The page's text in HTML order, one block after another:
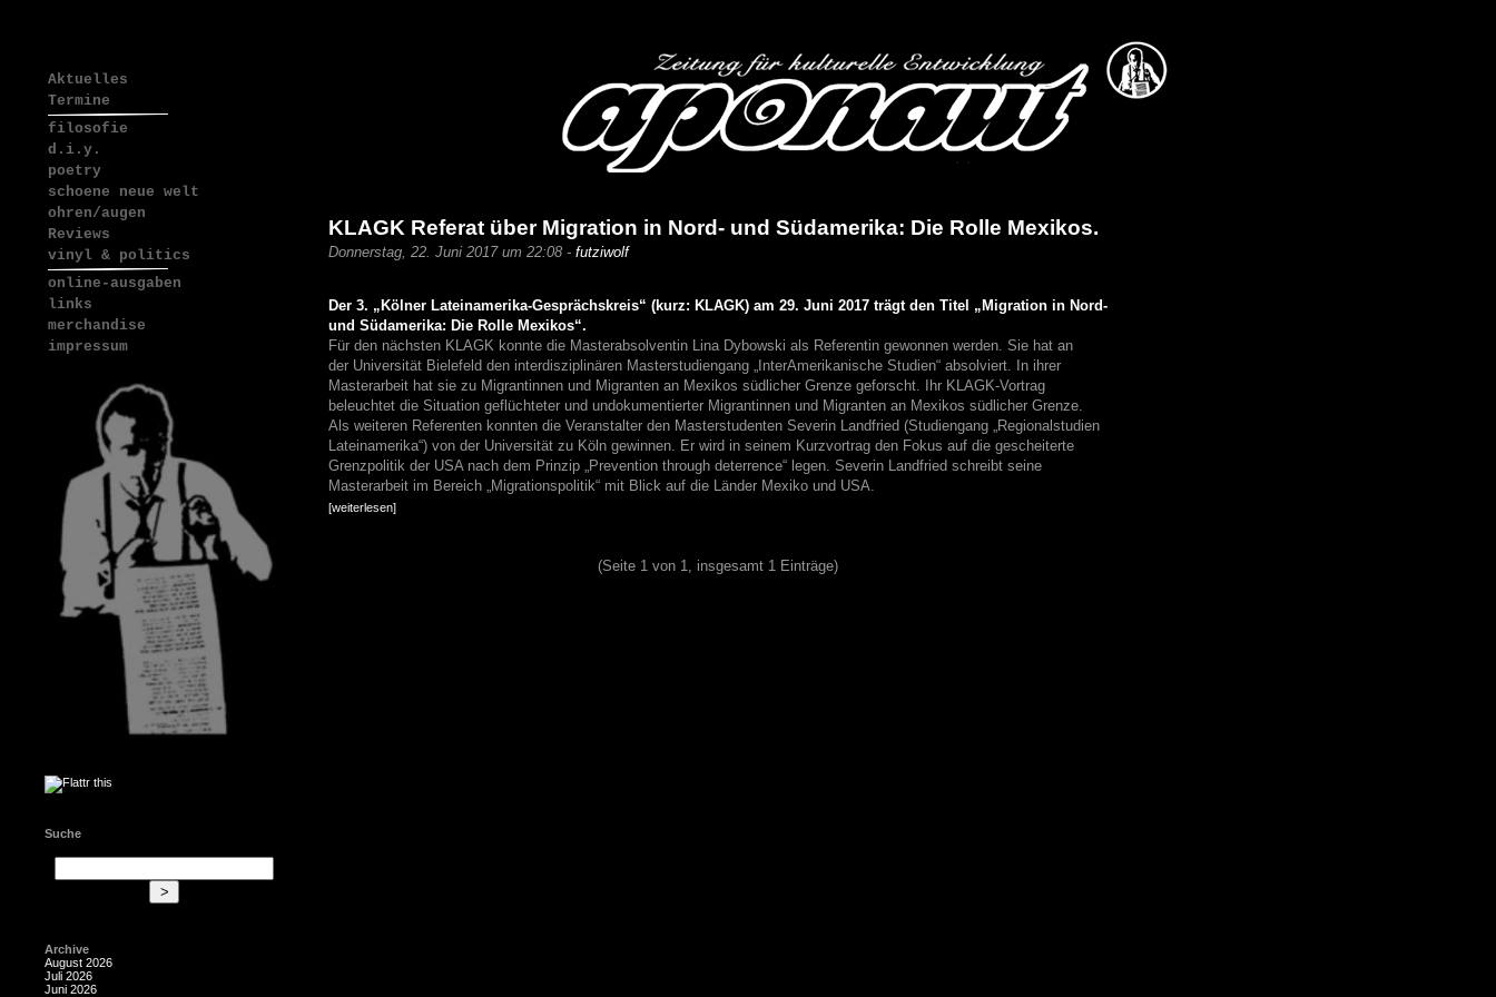
Aktuelles
Termine
filosofie
d.i.y.
poetry
schoene neue welt
ohren/augen
Reviews
vinyl & politics
online-ausgaben
links
merchandise
impressum
Suche
Archive
August 2026
Juli 2026
Juni 2026
KLAGK Referat über Migration in Nord- und Südamerika: Die Rolle Mexikos.
Donnerstag, 22. Juni 2017 um 22:08 - futziwolf
Der 3. „Kölner Lateinamerika-Gesprächskreis“ (kurz: KLAGK) am 29. Juni 2017 trägt den Titel „Migration in Nord-
und Südamerika: Die Rolle Mexikos“.
Für den nächsten KLAGK konnte die Masterabsolventin Lina Dybowski als Referentin gewonnen werden. Sie hat an
der Universität Bielefeld den interdisziplinären Masterstudiengang „InterAmerikanische Studien“ absolviert. In ihrer
Masterarbeit hat sie zu Migrantinnen und Migranten an Mexikos südlicher Grenze geforscht. Ihr KLAGK-Vortrag
beleuchtet die Situation geflüchteter und undokumentierter Migrantinnen und Migranten an Mexikos südlicher Grenze.
Als weiteren Referenten konnten die Veranstalter den Masterstudenten Severin Landfried (Studiengang „Regionalstudien
Lateinamerika“) von der Universität zu Köln gewinnen. Er wird in seinem Kurzvortrag den Fokus auf die gescheiterte
Grenzpolitik der USA nach dem Prinzip „Prevention through deterrence“ legen. Severin Landfried schreibt seine
Masterarbeit im Bereich „Migrationspolitik“ mit Blick auf die Länder Mexiko und USA.
[weiterlesen]
(Seite 1 von 1, insgesamt 1 Einträge)